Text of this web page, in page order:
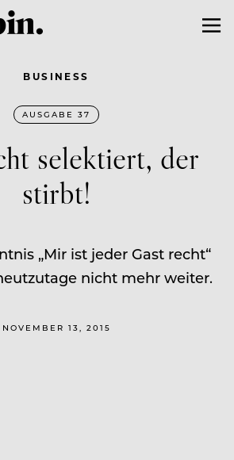
BUSINESS
AUSGABE 37
selektiert, der
stirbt!
„Mir ist jeder Gast recht“
nicht mehr weiter.
NOVEMBER 13, 2015